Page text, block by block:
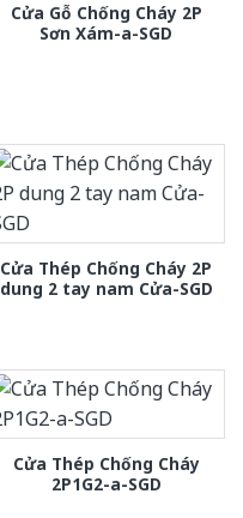
Cửa Gỗ Chống Cháy 2P
Sơn Xám-a-SGD
Cửa Thép Chống Cháy 2P
dung 2 tay nam Cửa-SGD
Cửa Thép Chống Cháy
2P1G2-a-SGD